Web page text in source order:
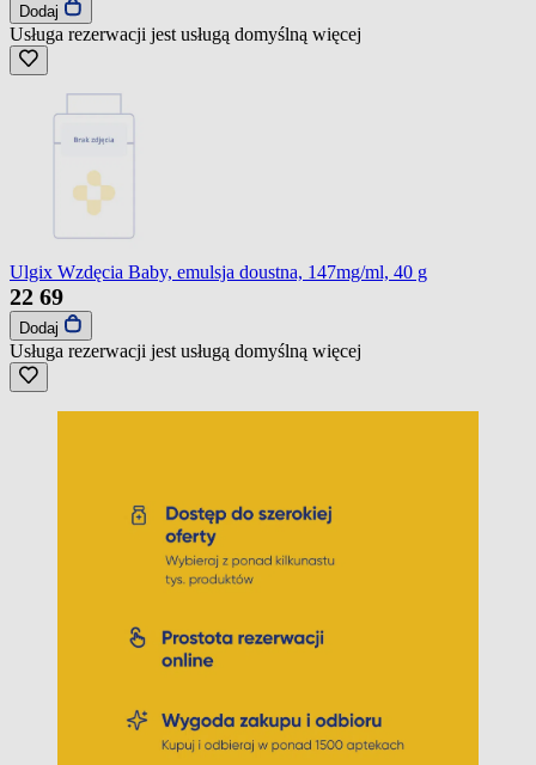
Dodaj
Usługa rezerwacji jest usługą domyślną więcej
Ulgix Wzdęcia Baby, emulsja doustna, 147mg/ml, 40 g
22 69
Dodaj
Usługa rezerwacji jest usługą domyślną więcej